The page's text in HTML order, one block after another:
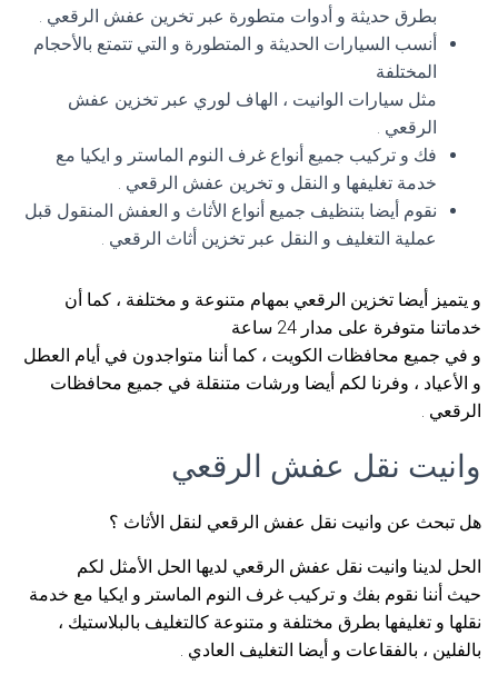
بطرق حديثة و أدوات متطورة عبر تخرين عفش الرقعي .
أنسب السيارات الحديثة و المتطورة و التي تتمتع بالأحجام
المختلفة
مثل سيارات الوانيت ، الهاف لوري عبر تخزين عفش
الرقعي .
فك و تركيب جميع أنواع غرف النوم الماستر و ايكيا مع
خدمة تغليفها و النقل و تخرين عفش الرقعي .
نقوم أيضا بتنظيف جميع أنواع الأثاث و العفش المنقول قبل
عملية التغليف و النقل عبر تخزين أثاث الرقعي .
و يتميز أيضا تخزين الرقعي بمهام متنوعة و مختلفة ، كما أن
خدماتنا متوفرة على مدار 24 ساعة
و في جميع محافظات الكويت ، كما أننا متواجدون في أيام العطل
و الأعياد ، وفرنا لكم أيضا ورشات متنقلة في جميع محافظات
الرقعي .
وانيت نقل عفش الرقعي
هل تبحث عن وانيت نقل عفش الرقعي لنقل الأثاث ؟
الحل لدينا وانيت نقل عفش الرقعي لديها الحل الأمثل لكم
حيث أننا نقوم بفك و تركيب غرف النوم الماستر و ايكيا مع خدمة
نقلها و تغليفها بطرق مختلفة و متنوعة كالتغليف بالبلاستيك ،
بالفلين ، بالفقاعات و أيضا التغليف العادي .